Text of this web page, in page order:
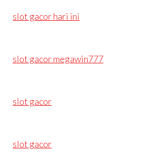
slot gacor hari ini
slot gacor megawin777
slot gacor
slot gacor